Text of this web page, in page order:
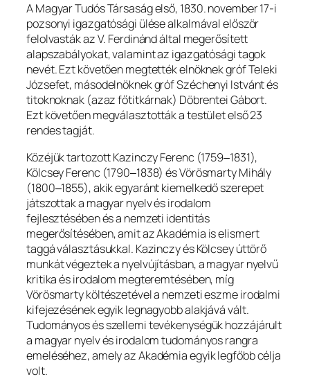
A Magyar Tudós Társaság első, 1830. november 17-i
pozsonyi igazgatósági ülése alkalmával először
felolvasták az V. Ferdinánd által megerősített
alapszabályokat, valamint az igazgatósági tagok
nevét. Ezt követően megtették elnöknek gróf Teleki
Józsefet, másodelnöknek gróf Széchenyi Istvánt és
titoknoknak (azaz főtitkárnak) Döbrentei Gábort.
Ezt követően megválasztották a testület első 23
rendes tagját.
Közéjük tartozott Kazinczy Ferenc (1759‒1831),
Kölcsey Ferenc (1790‒1838) és Vörösmarty Mihály
(1800‒1855), akik egyaránt kiemelkedő szerepet
játszottak a magyar nyelv és irodalom
fejlesztésében és a nemzeti identitás
megerősítésében, amit az Akadémia is elismert
taggá választásukkal. Kazinczy és Kölcsey úttörő
munkát végeztek a nyelvújításban, a magyar nyelvű
kritika és irodalom megteremtésében, míg
Vörösmarty költészetével a nemzeti eszme irodalmi
kifejezésének egyik legnagyobb alakjává vált.
Tudományos és szellemi tevékenységük hozzájárult
a magyar nyelv és irodalom tudományos rangra
emeléséhez, amely az Akadémia egyik legfőbb célja
volt.